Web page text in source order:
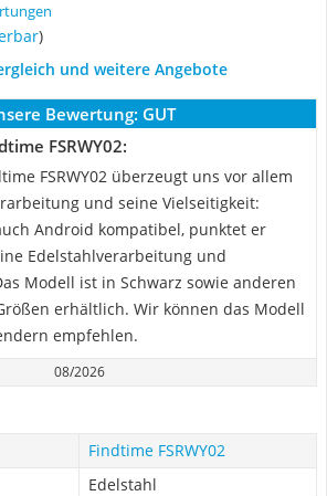
)
und weitere Angebote
Bewertung: GUT
FSRWY02:
FSRWY02 überzeugt uns vor allem
und seine Vielseitigkeit:
Android kompatibel, punktet er
Edelstahlverarbeitung und
Modell ist in Schwarz sowie anderen
erhältlich. Wir können das Modell
empfehlen.
08/2026
Findtime FSRWY02
Edelstahl